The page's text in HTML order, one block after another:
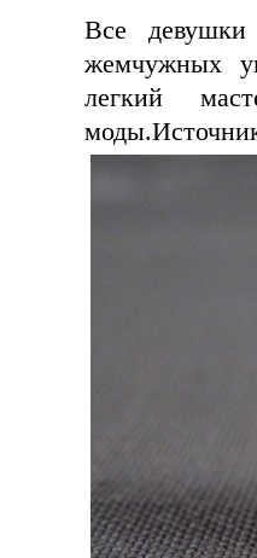
Все
жемчужных
легкий